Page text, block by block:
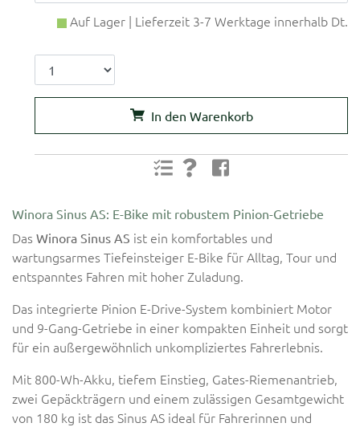
Auf Lager | Lieferzeit 3-7 Werktage innerhalb Dt.
In den Warenkorb
Winora Sinus AS: E-Bike mit robustem Pinion-Getriebe
Das Winora Sinus AS ist ein komfortables und
wartungsarmes Tiefeinsteiger E-Bike für Alltag, Tour und
entspanntes Fahren mit hoher Zuladung.
Das integrierte Pinion E-Drive-System kombiniert Motor
und 9-Gang-Getriebe in einer kompakten Einheit und sorgt
für ein außergewöhnlich unkompliziertes Fahrerlebnis.
Mit 800-Wh-Akku, tiefem Einstieg, Gates-Riemenantrieb,
zwei Gepäckträgern und einem zulässigen Gesamtgewicht
von 180 kg ist das Sinus AS ideal für Fahrerinnen und